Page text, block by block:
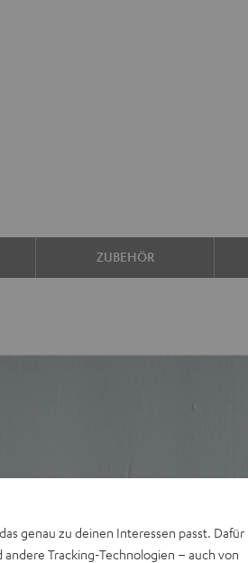
ZUBEHÖR
genau zu deinen Interessen passt. Dafür
Tracking-Technologien – auch von